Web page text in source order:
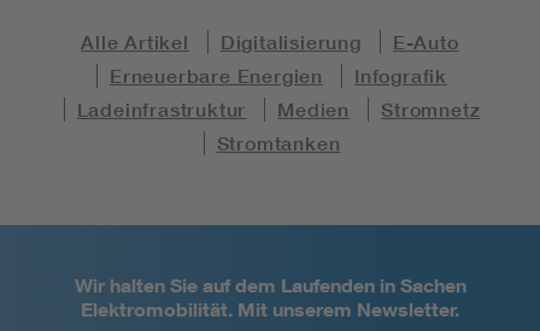
Alle Artikel Digitalisierung
E-Auto
Erneuerbare Energien
Infografik
Ladeinfrastruktur
Medien
Stromnetz
Stromtanken
Wir halten Sie auf dem Laufenden in Sachen
Elektromobilität. Mit unserem Newsletter.